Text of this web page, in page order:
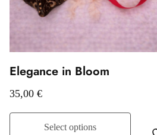
Elegance in Bloom
35,00 €
Select options